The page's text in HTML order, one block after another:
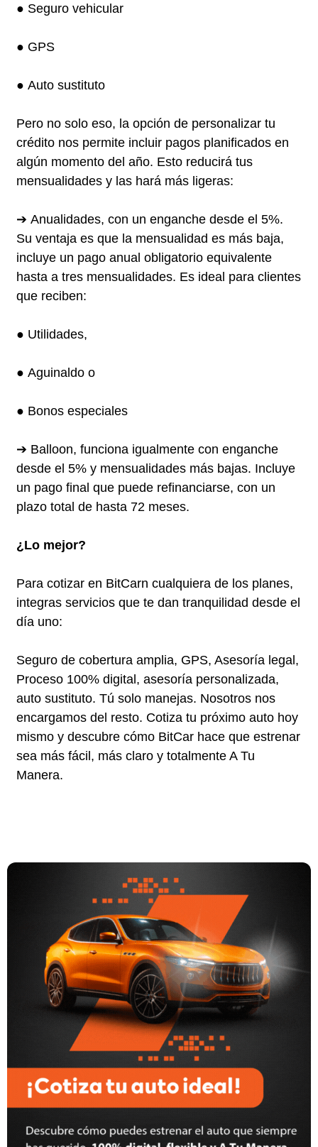
● Seguro vehicular
● GPS
● Auto sustituto
Pero no solo eso, la opción de personalizar tu
crédito nos permite incluir pagos planificados en
algún momento del año. Esto reducirá tus
mensualidades y las hará más ligeras:
➔ Anualidades, con un enganche desde el 5%.
Su ventaja es que la mensualidad es más baja,
incluye un pago anual obligatorio equivalente
hasta a tres mensualidades. Es ideal para clientes
que reciben:
● Utilidades,
● Aguinaldo o
● Bonos especiales
➔ Balloon, funciona igualmente con enganche
desde el 5% y mensualidades más bajas. Incluye
un pago final que puede refinanciarse, con un
plazo total de hasta 72 meses.
¿Lo mejor?
Para cotizar en BitCarn cualquiera de los planes,
integras servicios que te dan tranquilidad desde el
día uno:
Seguro de cobertura amplia, GPS, Asesoría legal,
Proceso 100% digital, asesoría personalizada,
auto sustituto. Tú solo manejas. Nosotros nos
encargamos del resto. Cotiza tu próximo auto hoy
mismo y descubre cómo BitCar hace que estrenar
sea más fácil, más claro y totalmente A Tu
Manera.